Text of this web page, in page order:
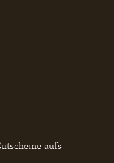
aufs